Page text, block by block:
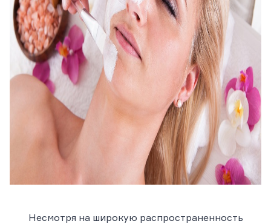
Несмотря на широкую распространенность